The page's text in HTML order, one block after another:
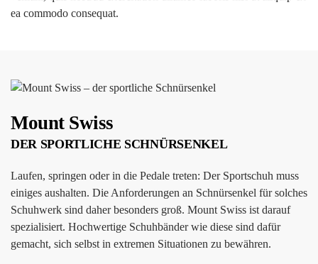
ea commodo consequat.
Mount Swiss
DER SPORTLICHE SCHNÜRSENKEL
Laufen, springen oder in die Pedale treten: Der Sportschuh muss
einiges aushalten. Die Anforderungen an Schnürsenkel für solches
Schuhwerk sind daher besonders groß. Mount Swiss ist darauf
spezialisiert. Hochwertige Schuhbänder wie diese sind dafür
gemacht, sich selbst in extremen Situationen zu bewähren.